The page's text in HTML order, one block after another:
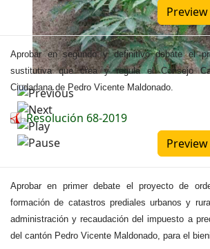
Preview
Aprobar en segundo y definitivo debate el
sustitutiva que crea y regula el Consejo
Ciudadana de Pedro Vicente Maldonado.
Resolución 68-2019
Preview
Aprobar en primer debate el proyecto de
formación de catastros prediales urbanos y
administración y recaudación del impuesto a
del cantón Pedro Vicente Maldonado, para el